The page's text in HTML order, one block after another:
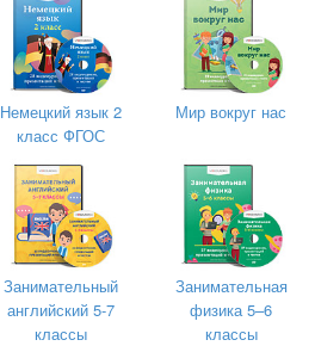
АФИША -(в рекламе) (от фр. afficher
объявлять) — рекламное листовое
бумаге или картоне.
ПЛАКАТ-(нем. Plakat от фр. placard
разновидность прикладной
художественно-иллюстративное
тиражное издание...
ОБЪЯВЛЕНИЕ
- Официальное
объявление Объявление в газете,
Немецкий язык 2
класс ФГОС
Мир вокруг нас
Занимательный
английский 5-7
классы
Занимательная
физика 5–6
классы